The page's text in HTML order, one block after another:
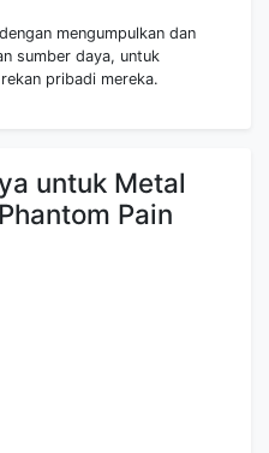
mengumpulkan dan
sumber daya, untuk
pribadi mereka.
untuk Metal
Pain